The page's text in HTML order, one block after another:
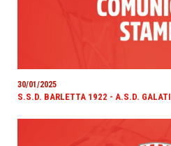
30/01/2025
S.S.D. BARLETTA 1922 - A.S.D.